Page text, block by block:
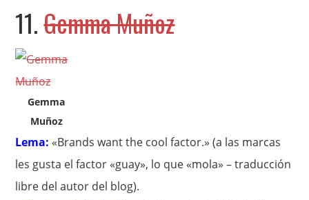
11.Gemma Muñoz
Gemma
Muñoz
Lema: «Brands want the cool factor.» (a las marcas
les gusta el factor «guay», lo que «mola» – traducción
libre del autor del blog).